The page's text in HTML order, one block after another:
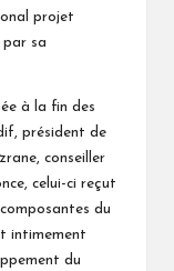
projet
par sa
à la fin des
président de
conseiller
celui-ci reçut
du
intimement
du